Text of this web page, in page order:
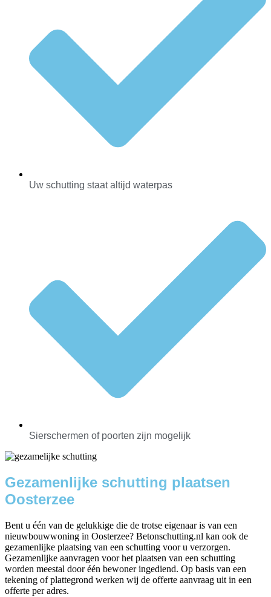
Uw schutting staat altijd waterpas
Sierschermen of poorten zijn mogelijk
Gezamenlijke schutting plaatsen
Oosterzee
Bent u één van de gelukkige die de trotse eigenaar is van een
nieuwbouwwoning in Oosterzee? Betonschutting.nl kan ook de
gezamenlijke plaatsing van een schutting voor u verzorgen.
Gezamenlijke aanvragen voor het plaatsen van een schutting
worden meestal door één bewoner ingediend. Op basis van een
tekening of plattegrond werken wij de offerte aanvraag uit in een
offerte per adres.